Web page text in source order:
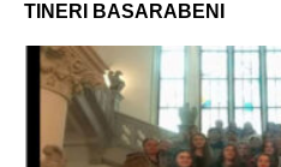
TINERI BASARABENI